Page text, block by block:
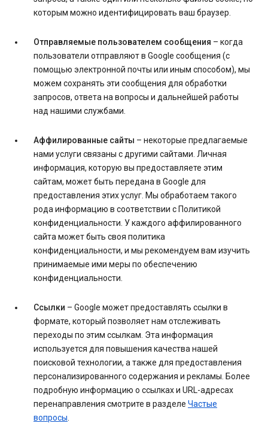
которым можно идентифицировать ваш браузер.
Отправляемые пользователем сообщения – когда
пользователи отправляют в Google сообщения (с
помощью электронной почты или иным способом), мы
можем сохранять эти сообщения для обработки
запросов, ответа на вопросы и дальнейшей работы
над нашими службами.
Аффилированные сайты – некоторые предлагаемые
нами услуги связаны с другими сайтами. Личная
информация, которую вы предоставляете этим
сайтам, может быть передана в Google для
предоставления этих услуг. Мы обработаем такого
рода информацию в соответствии с Политикой
конфиденциальности. У каждого аффилированного
сайта может быть своя политика
конфиденциальности, и мы рекомендуем вам изучить
принимаемые ими меры по обеспечению
конфиденциальности.
Ссылки – Google может предоставлять ссылки в
формате, который позволяет нам отслеживать
переходы по этим ссылкам. Эта информация
используется для повышения качества нашей
поисковой технологии, а также для предоставления
персонализированного содержания и рекламы. Более
подробную информацию о ссылках и URL-адресах
перенаправления смотрите в разделе Частые
вопросы